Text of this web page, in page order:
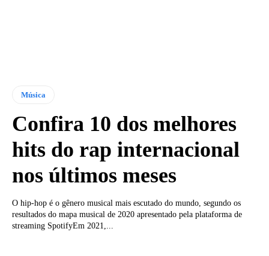
Música
Confira 10 dos melhores
hits do rap internacional
nos últimos meses
O hip-hop é o gênero musical mais escutado do mundo, segundo os
resultados do mapa musical de 2020 apresentado pela plataforma de
streaming SpotifyEm 2021,...